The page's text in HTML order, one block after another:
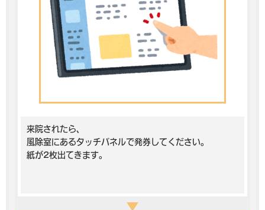
来院されたら、
風除室にあるタッチパネルで発券してください。
紙が2枚出てきます。